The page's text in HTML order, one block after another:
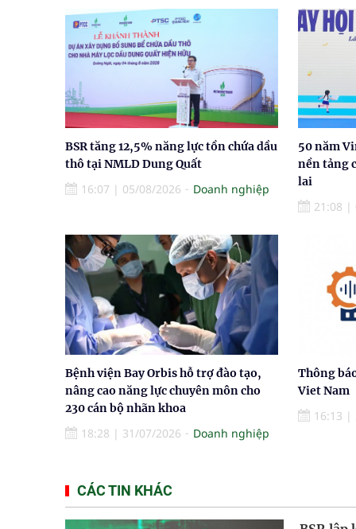
BSR tăng 12,5% năng lực tồn chứa dầu
thô tại NMLD Dung Quất
16:07 | 05/08/2026 Doanh nghiệp
50 năm
nền tảng
lai
21:08 |
Bệnh viện Bay Orbis hỗ trợ đào tạo,
nâng cao năng lực chuyên môn cho
230 cán bộ nhãn khoa
18:28 | 31/07/2026 Doanh nghiệp
Thông
Viet Nam
16:13 |
CÁC TIN KHÁC